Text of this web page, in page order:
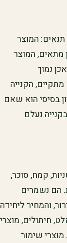
המוצר
מתאים, המוצר
נמוך
הקנייה
בסיסי הוא שאם
נעלם
קמח, סוכר,
הם נשמרים
והמחיר ליחידה
חיתולים, מוצרי
מוצרי שימור